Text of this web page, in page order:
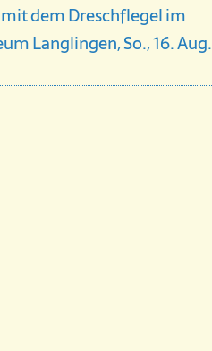
dem Dreschflegel im
Langlingen, So., 16. Aug.